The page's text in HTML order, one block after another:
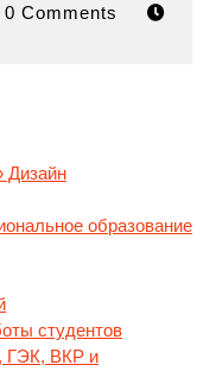
0 Comments
Дизайн
образование
студентов
ГЭК, ВКР и